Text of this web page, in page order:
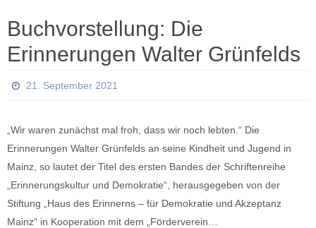
Buchvorstellung: Die
Erinnerungen Walter Grünfelds
21. September 2021
„Wir waren zunächst mal froh, dass wir noch lebten.“ Die
Erinnerungen Walter Grünfelds an seine Kindheit und Jugend in
Mainz, so lautet der Titel des ersten Bandes der Schriftenreihe
„Erinnerungskultur und Demokratie“, herausgegeben von der
Stiftung „Haus des Erinnerns – für Demokratie und Akzeptanz
Mainz“ in Kooperation mit dem „Förderverein…